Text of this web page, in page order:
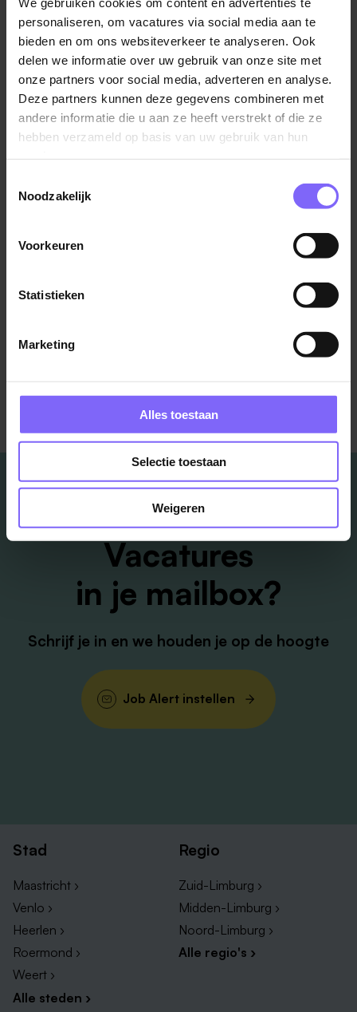
personaliseren, om vacatures via social media aan te
bieden en om ons websiteverkeer te analyseren. Ook
delen we informatie over uw gebruik van onze site met
onze partners voor social media, adverteren en analyse.
Deze partners kunnen deze gegevens combineren met
andere informatie die u aan ze heeft verstrekt of die ze
hebben verzameld op basis van uw gebruik van hun
Noodzakelijk
Voorkeuren
Statistieken
Marketing
Alles toestaan
Selectie toestaan
Weigeren
productiviteit van de werknemers, maar concludeerde
ook dat er 58% minder documenten werden
uitgeprint en dat het stroomverbruik met 23% af nam.
Daarnaast voorspellen wetenschappers dat een
vierdaagse werkweek leidt tot minder stress,
waardoor mensen sneller duurzame keuzes maken,
zoals bijvoorbeeld het nemen van de fiets in plaats
van de auto. En omdat mensen meer tijd hebben voor
het huishouden en het doen van boodschappen,
zouden er ook mogelijk duurzamere keuzes worden
alle
Vacatures
in je mailbox?
Schrijf je in en we houden je op de hoogte
Job Alert instellen
Stad
Maastricht ›
Venlo ›
Heerlen ›
Roermond ›
Weert ›
Alle steden ›
Regio
Zuid-Limburg ›
Midden-Limburg ›
Noord-Limburg ›
Alle regio's ›